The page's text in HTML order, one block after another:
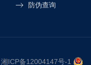
防伪查询
湘ICP备12004147号-1